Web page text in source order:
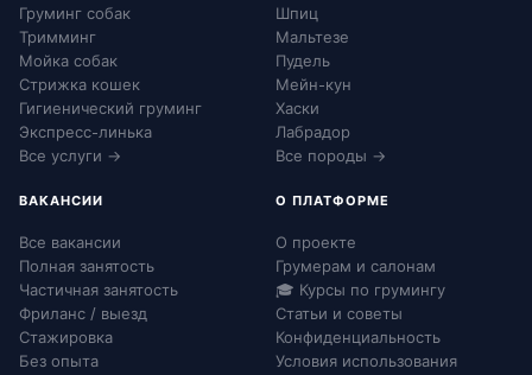
Груминг собак
Тримминг
Мойка собак
Стрижка кошек
Гигиенический груминг
Экспресс-линька
Все услуги →
Шпиц
Мальтезе
Пудель
Мейн-кун
Хаски
Лабрадор
Все породы →
ВАКАНСИИ
Все вакансии
Полная занятость
Частичная занятость
Фриланс / выезд
Стажировка
Без опыта
О ПЛАТФОРМЕ
О проекте
Грумерам и салонам
🎓 Курсы по грумингу
Статьи и советы
Конфиденциальность
Условия использования